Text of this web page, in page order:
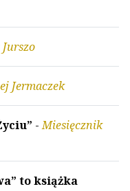
Jermaczek
-Miesięcznik
to książka